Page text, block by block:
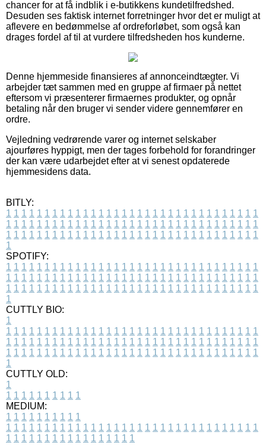
chancer for at få indblik i e-butikkens kundetilfredshed.
Desuden ses faktisk internet forretninger hvor det er muligt at
aflevere en bedømmelse af ordreforløbet, som også kan
drages fordel af til at vurdere tilfredsheden hos kunderne.
Denne hjemmeside finansieres af annonceindtægter. Vi
arbejder tæt sammen med en gruppe af firmaer på nettet
eftersom vi præsenterer firmaernes produkter, og opnår
betaling når den bruger vi sender videre gennemfører en
ordre.
Vejledning vedrørende varer og internet selskaber
ajourføres hyppigt, men der tages forbehold for forandringer
der kan være udarbejdet efter at vi senest opdaterede
hjemmesidens data.
BITLY:
1 1 1 1 1 1 1 1 1 1 1 1 1 1 1 1 1 1 1 1 1 1 1 1 1 1 1 1 1 1 1 1 1
1 1 1 1 1 1 1 1 1 1 1 1 1 1 1 1 1 1 1 1 1 1 1 1 1 1 1 1 1 1 1 1 1
1 1 1 1 1 1 1 1 1 1 1 1 1 1 1 1 1 1 1 1 1 1 1 1 1 1 1 1 1 1 1 1 1
1
SPOTIFY:
1 1 1 1 1 1 1 1 1 1 1 1 1 1 1 1 1 1 1 1 1 1 1 1 1 1 1 1 1 1 1 1 1
1 1 1 1 1 1 1 1 1 1 1 1 1 1 1 1 1 1 1 1 1 1 1 1 1 1 1 1 1 1 1 1 1
1 1 1 1 1 1 1 1 1 1 1 1 1 1 1 1 1 1 1 1 1 1 1 1 1 1 1 1 1 1 1 1 1
1
CUTTLY BIO:
1
1 1 1 1 1 1 1 1 1 1 1 1 1 1 1 1 1 1 1 1 1 1 1 1 1 1 1 1 1 1 1 1 1
1 1 1 1 1 1 1 1 1 1 1 1 1 1 1 1 1 1 1 1 1 1 1 1 1 1 1 1 1 1 1 1 1
1 1 1 1 1 1 1 1 1 1 1 1 1 1 1 1 1 1 1 1 1 1 1 1 1 1 1 1 1 1 1 1 1
1
CUTTLY OLD:
1
1 1 1 1 1 1 1 1 1 1
MEDIUM:
1 1 1 1 1 1 1 1 1 1
1 1 1 1 1 1 1 1 1 1 1 1 1 1 1 1 1 1 1 1 1 1 1 1 1 1 1 1 1 1 1 1 1
1 1 1 1 1 1 1 1 1 1 1 1 1 1 1 1 1